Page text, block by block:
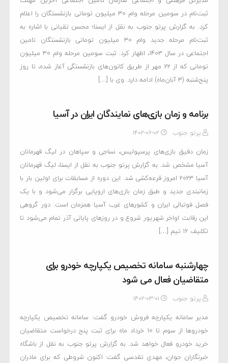
ثبت‌نام در سومین مرحله وام ۳۰ میلیون‌ تومانی بازنشستگان را اعلام
کرد. به گزارش پرتو جنوب به نقل از ایسنا؛ محسن تقیانی با اشاره به
ثبت‌نام مرحله جدید وام‌ ۳۰ میلیون تومانی بازنشستگان تامین
اجتماعی در سال ۱۴۰۳،‌ اظهار کرد: ثبت سومین مرحله وام ۳۰ میلیون
تومانی که از ۲۲ مهر از طریق کانون‌های بازنشستگی آغاز شده، تا روز
پنج‌شنبه (۳ آبان‌ماه) ادامه دارد. وی با […]
برنامه و زمان بازی‌های نمایندگان ایران در آسیا
پرتو جنوب ۱۴۰۲-۰۶-۰۲
زمان دقیق بازی‌های پرسپولیس، نساجی و سپاهان در لیگ قهرمانان
آسیا مشخص شد. به گزارش پرتو جنوب به نقل از ایسنا، لیگ قهرمانان
آسیا ۲۰۲۳ امروز قرعه‌کشی شد. این دوره از مسابقات برای اولین بار با
زمانبندی جدید و طبق زمان بازی‌های اروپایی برگزار می‌شود و با یک
فصل فوتبالی ایران و کشورهای غرب آسیا همزمان است. دور گروهی
این رقابت اواخر شهریور شروع و در روزهای پایانی آذر تمام می‌شود تا
تکلیف ۱۶ تیم […]
چهارشنبه سامانه تخصیص یکپارچه خودرو برای
متقاضیان فعال می شود
پرتو جنوب ۱۴۰۲-۰۳-۰۱
مدیر سامانه یکپارچه فروش خودرو گفت: سامانه تخصیص یکپارچه
خودروها از سوم تا ١٠ خرداد ماه برای ثبت پنج درخواست متقاضیان
خرید خودرو فعال خواهد شد. به گزارش پرتو جنوب به نقل از باشگاه
خبرنگاران جوان، مهدی تقدسی گفت: اکنون شروطی که برای مادران